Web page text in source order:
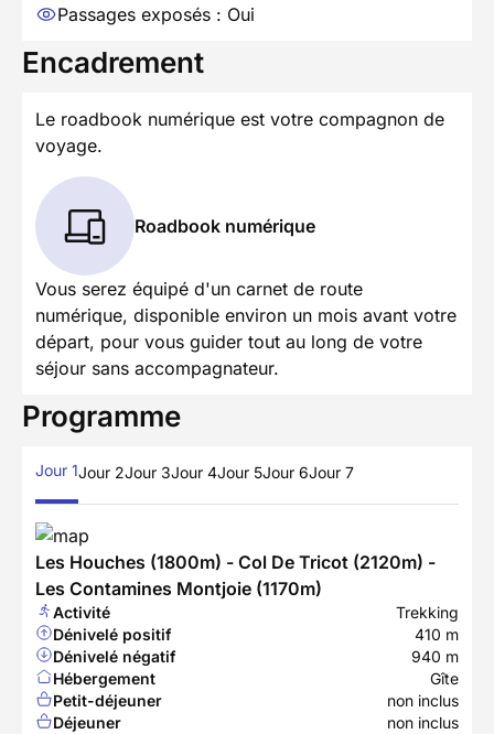
Passages exposés : Oui
Encadrement
Le roadbook numérique est votre compagnon de
voyage.
Roadbook numérique
Vous serez équipé d'un carnet de route
numérique, disponible environ un mois avant votre
départ, pour vous guider tout au long de votre
séjour sans accompagnateur.
Programme
Jour 1Jour 2Jour 3Jour 4Jour 5Jour 6Jour 7
Les Houches (1800m) - Col De Tricot (2120m) -
Les Contamines Montjoie (1170m)
Activité
Trekking
Dénivelé positif
410 m
Dénivelé négatif
940 m
Hébergement
Gîte
Petit-déjeuner
non inclus
Déjeuner
non inclus